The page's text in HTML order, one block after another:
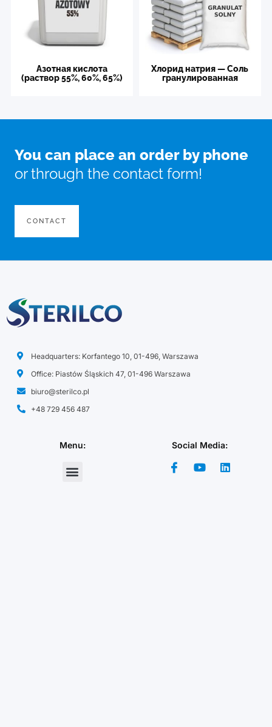
Азотная кислота
(раствор 55%, 60%, 65%)
Хлорид натрия — Соль
гранулированная
You can place an order by phone
or through the contact form!
CONTACT
Headquarters: Korfantego 10, 01-496, Warszawa
Office: Piastów Śląskich 47, 01-496 Warszawa
biuro@sterilco.pl
+48 729 456 487
Menu: Social Media: